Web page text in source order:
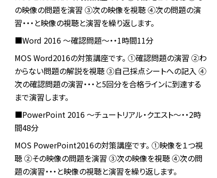
の映像の問題を演習 ③次の映像を視聴④次の問題の演
習・・・と映像の視聴と演習を繰り返します。
■Word 2016 ～確認問題～・・1時間11分
MOS Word2016の対策講座です。 ①確認問題の演習 ②わ
からない問題の解説を視聴③自己採点シートへの記入 ④
次の確認問題の演習・・・と5回分を合格ラインに到達する
まで演習します。
■PowerPoint 2016 ～チュートリアル・クエスト～・・2時
間48分
MOS PowerPoint2016の対策講座です。 ①映像を１つ視
聴②その映像の問題を演習 ③次の映像を視聴④次の問
題の演習・・・と映像の視聴と演習を繰り返します。